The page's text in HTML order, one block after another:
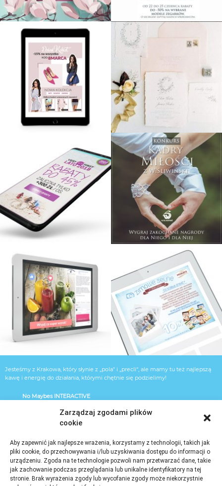
Zarządzaj zgodami plików
cookie
Aby zapewnić jak najlepsze wrażenia, korzystamy z technologii, takich jak
pliki cookie, do przechowywania i/lub uzyskiwania dostępu do informacji o
urządzeniu. Zgoda na te technologie pozwoli nam przetwarzać dane, takie
jak zachowanie podczas przeglądania lub unikalne identyfikatory na tej
stronie. Brak wyrażenia zgody lub wycofanie zgody może niekorzystnie
Jesteśmy z Krakowa, który słynie z „pola" i „precli“, ale mamy tu też najlepszą
kawę i energię do działania, którymi chętnie się podzielimy!
No Maybes INTERACTIVE
Kryspinów 429
32-060 Kryspinów
heart@nomaybes.pl
503 033 450
Facebook